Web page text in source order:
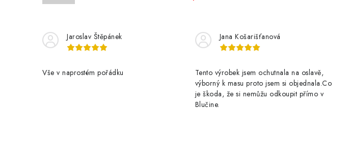
í
a
Jaroslav Štěpánek
Vše v naprostém pořádku
Jana Košarišťanová
Tento výrobek jsem ochutnala na oslavě,
výborný k masu proto jsem si objednala.Co
je škoda, že si nemůžu odkoupit přímo v
Blučine.